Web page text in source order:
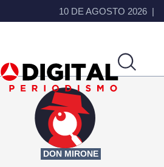
10 DE AGOSTO 2026
DON MIRONE